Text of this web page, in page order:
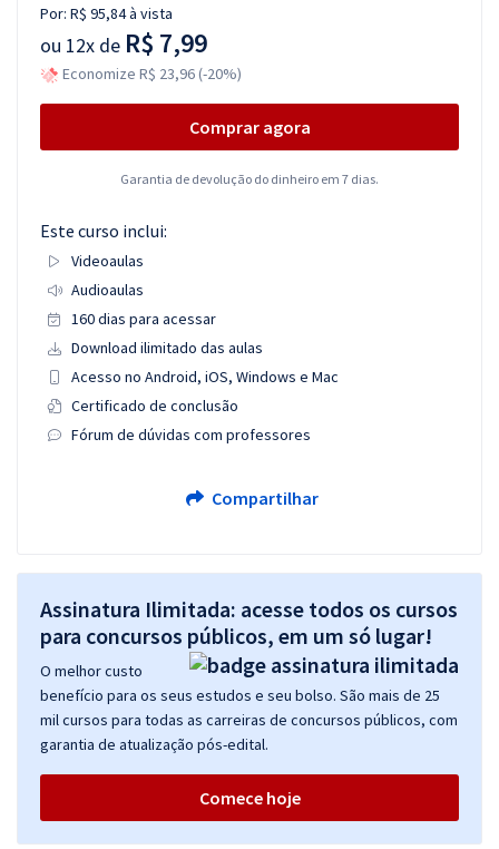
Por: R$ 95,84à vista
ou 12x de R$ 7,99
Economize R$ 23,96 (-20%)
Comprar agora
Garantia de devolução do dinheiro em 7 dias.
Este curso inclui:
Videoaulas
Audioaulas
160 dias para acessar
Download ilimitado das aulas
Acesso no Android, iOS, Windows e Mac
Certificado de conclusão
Fórum de dúvidas com professores
Compartilhar
Assinatura Ilimitada: acesse todos os cursos
para concursos públicos, em um só lugar!
O melhor custo
benefício para os seus estudos e seu bolso. São mais de 25
mil cursos para todas as carreiras de concursos públicos, com
garantia de atualização pós-edital.
Comece hoje